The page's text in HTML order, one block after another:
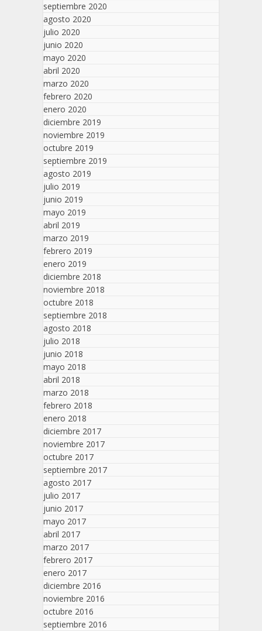
septiembre 2020
agosto 2020
julio 2020
junio 2020
mayo 2020
abril 2020
marzo 2020
febrero 2020
enero 2020
diciembre 2019
noviembre 2019
octubre 2019
septiembre 2019
agosto 2019
julio 2019
junio 2019
mayo 2019
abril 2019
marzo 2019
febrero 2019
enero 2019
diciembre 2018
noviembre 2018
octubre 2018
septiembre 2018
agosto 2018
julio 2018
junio 2018
mayo 2018
abril 2018
marzo 2018
febrero 2018
enero 2018
diciembre 2017
noviembre 2017
octubre 2017
septiembre 2017
agosto 2017
julio 2017
junio 2017
mayo 2017
abril 2017
marzo 2017
febrero 2017
enero 2017
diciembre 2016
noviembre 2016
octubre 2016
septiembre 2016